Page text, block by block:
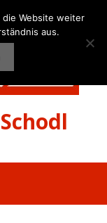
die Website weiter
aus.